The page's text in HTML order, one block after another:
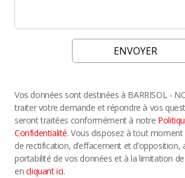
ENVOYER
Vos données sont destinées à BARRISOL -
traiter votre demande et répondre à vos
seront traitées conformément à notre
Confidentialité. Vous disposez à tout moment
de rectification, d’effacement et d’opposition,
portabilité de vos données et à la limitation
en cliquant ici.